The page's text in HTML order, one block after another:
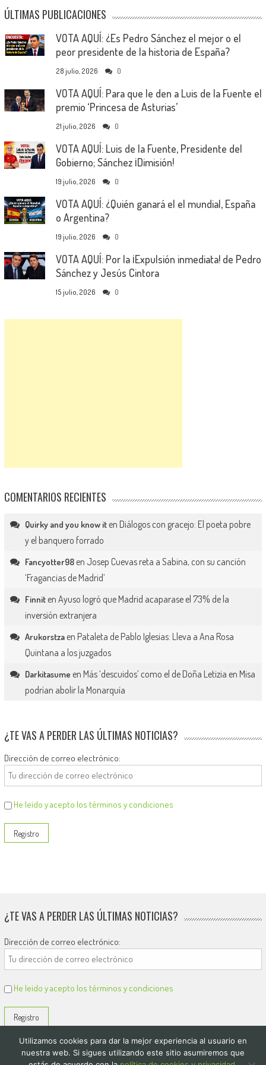
ÚLTIMAS PUBLICACIONES
VOTA AQUÍ: ¿Es Pedro Sánchez el mejor o el
peor presidente de la historia de España?
28 julio, 2026 0
VOTA AQUÍ: Para que le den a Luis de la Fuente el
premio ‘Princesa de Asturias’
21 julio, 2026 0
VOTA AQUÍ: Luis de la Fuente, Presidente del
Gobierno; Sánchez ¡Dimisión!
19 julio, 2026 0
VOTA AQUÍ: ¿Quién ganará el el mundial, España
o Argentina?
19 julio, 2026 0
VOTA AQUÍ: Por la ¡Expulsión inmediata! de Pedro
Sánchez y Jesús Cintora
15 julio, 2026 0
COMENTARIOS RECIENTES
Quirky and you know iten Diálogos con gracejo: El poeta pobre
y el banquero forrado
Fancyotter98en Josep Cuevas reta a Sabina, con su canción
‘Fragancias de Madrid’
Finniten Ayuso logró que Madrid acaparase el 73% de la
inversión extranjera
Arukorstzaen Pataleta de Pablo Iglesias: Lleva a Ana Rosa
Quintana a los juzgados
Darkitasume en Más ‘descuidos’ como el de Doña Letizia en Misa
podrían abolir la Monarquía
¿TE VAS A PERDER LAS ÚLTIMAS NOTICIAS?
Dirección de correo electrónico:
He leído y acepto los términos y condiciones
¿TE VAS A PERDER LAS ÚLTIMAS NOTICIAS?
Dirección de correo electrónico:
He leído y acepto los términos y condiciones
Utilizamos cookies para dar la mejor experiencia al usuario en
nuestra web. Si sigues utilizando este sitio asumiremos que